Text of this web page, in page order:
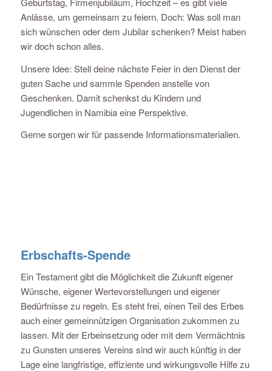
Anlässe, um gemeinsam zu feiern. Doch: Was soll man
sich wünschen oder dem Jubilar schenken? Meist haben
wir doch schon alles.
Unsere Idee: Stell deine nächste Feier in den Dienst der
guten Sache und sammle Spenden anstelle von
Geschenken. Damit schenkst du Kindern und
Jugendlichen in Namibia eine Perspektive.
Gerne sorgen wir für passende Informationsmaterialien.
Erbschafts-Spende
Ein Testament gibt die Möglichkeit die Zukunft eigener
Wünsche, eigener Wertevorstellungen und eigener
Bedürfnisse zu regeln. Es steht frei, einen Teil des Erbes
auch einer gemeinnützigen Organisation zukommen zu
lassen. Mit der Erbeinsetzung oder mit dem Vermächtnis
zu Gunsten unseres Vereins sind wir auch künftig in der
Lage eine langfristige, effiziente und wirkungsvolle Hilfe zu